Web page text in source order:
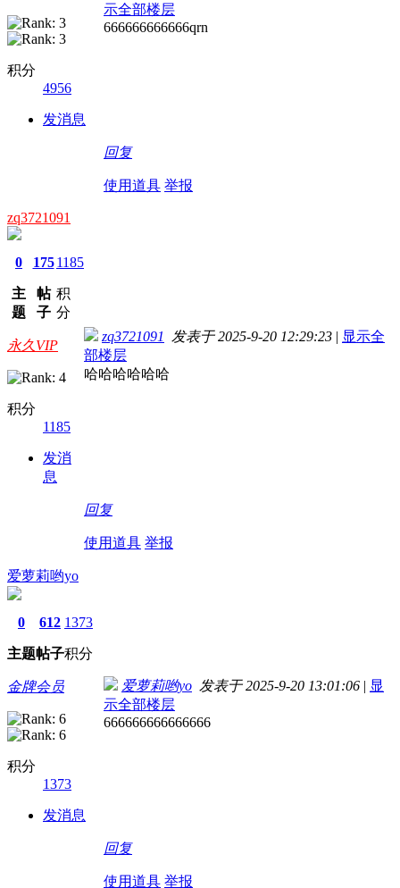
积分
4956
发消息
示全部楼层
666666666666qrn
回复
使用道具 举报
zq3721091
0
主
题
175
帖
子
1185
积
分
永久VIP
积分
1185
发消
息
zq3721091 发表于 2025-9-20 12:29:23 | 显示全
部楼层
哈哈哈哈哈哈
回复
使用道具 举报
爱萝莉哟yo
0
主题
612
帖子
1373
积分
金牌会员
积分
1373
发消息
爱萝莉哟yo 发表于 2025-9-20 13:01:06 | 显
示全部楼层
666666666666666
回复
使用道具 举报